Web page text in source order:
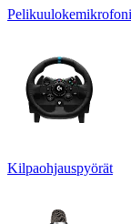
Kilpaohjauspyörät